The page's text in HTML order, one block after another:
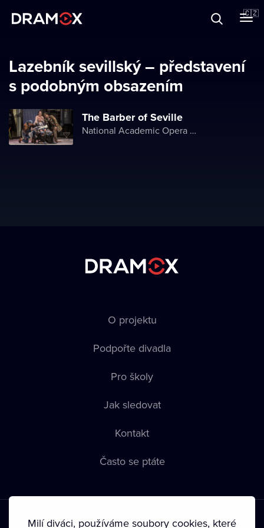
🇨🇿
Registrujte se
Lazebník sevillský – představení
s podobným obsazením
The Barber of Seville
National Academic Opera and Ballet Theater of Ukraine
O projektu
Podpořte divadla
Pro školy
Jak sledovat
Kontakt
Často se ptáte
Milí diváci, používáme soubory cookies, které